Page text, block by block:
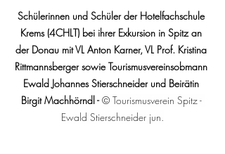
Schülerinnen und Schüler der Hotelfachschule
Krems (4CHLT) bei ihrer Exkursion in Spitz an
der Donau mit VL Anton Karner, VL Prof. Kristina
Rittmannsberger sowie Tourismusvereinsobmann
Ewald Johannes Stierschneider und Beirätin
Birgit Machhörndl - © Tourismusverein Spitz -
Ewald Stierschneider jun.